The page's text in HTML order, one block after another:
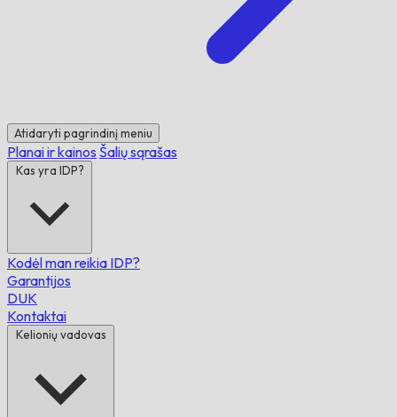
Atidaryti pagrindinį meniu
Planai ir kainos Šalių sąrašas
Kas yra IDP?
Kodėl man reikia IDP?
Garantijos
DUK
Kontaktai
Kelionių vadovas